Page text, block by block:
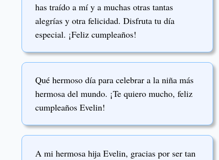
has traído a mí y a muchas otras tantas
alegrías y otra felicidad. Disfruta tu día
especial. ¡Feliz cumpleaños!
Qué hermoso día para celebrar a la niña más
hermosa del mundo. ¡Te quiero mucho, feliz
cumpleaños Evelin!
A mi hermosa hija Evelin, gracias por ser tan